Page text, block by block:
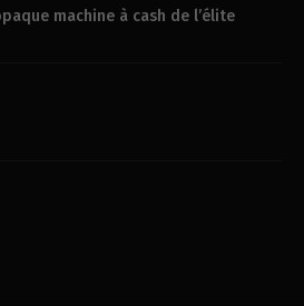
machine à cash de l’élite